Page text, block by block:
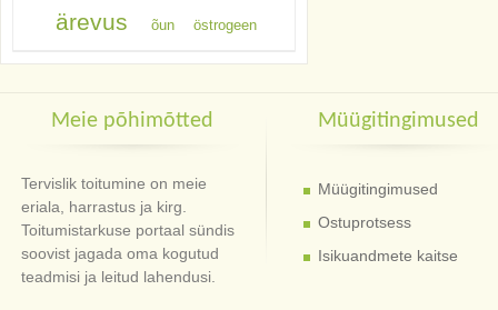
ärevus õun östrogeen
Meie põhimõtted
Tervislik toitumine on meie
eriala, harrastus ja kirg.
Toitumistarkuse portaal sündis
soovist jagada oma kogutud
teadmisi ja leitud lahendusi.
Müügitingimused
Müügitingimused
Ostuprotsess
Isikuandmete kaitse